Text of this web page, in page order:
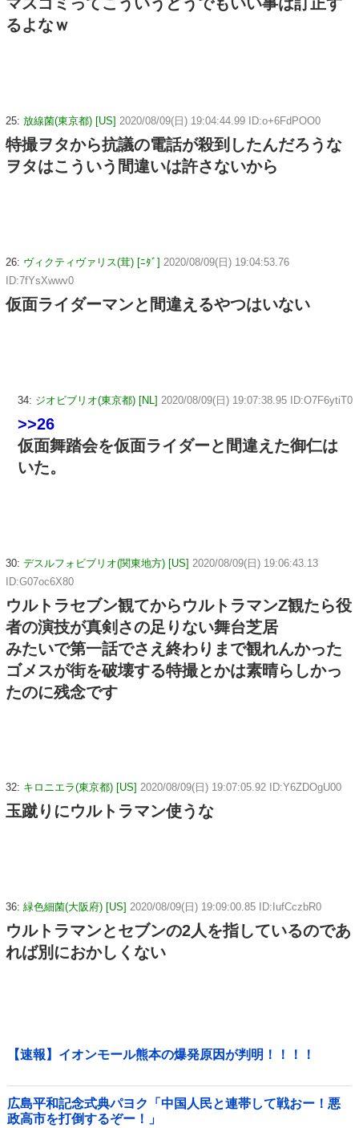
マスゴミってこういうどうでもいい事は訂正す
るよなｗ
25: 放線菌(東京都) [US] 2020/08/09(日) 19:04:44.99 ID:o+6FdPOO0
特撮ヲタから抗議の電話が殺到したんだろうな
ヲタはこういう間違いは許さないから
26: ヴィクティヴァリス(茸) [ﾆﾀﾞ] 2020/08/09(日) 19:04:53.76
ID:7fYsXwwv0
仮面ライダーマンと間違えるやつはいない
34: ジオビブリオ(東京都) [NL] 2020/08/09(日) 19:07:38.95 ID:O7F6ytiT0
>>26
仮面舞踏会を仮面ライダーと間違えた御仁は
いた。
30: デスルフォビブリオ(関東地方) [US] 2020/08/09(日) 19:06:43.13
ID:G07oc6X80
ウルトラセブン観てからウルトラマンZ観たら役
者の演技が真剣さの足りない舞台芝居
みたいで第一話でさえ終わりまで観れんかった
ゴメスが街を破壊する特撮とかは素晴らしかっ
たのに残念です
32: キロニエラ(東京都) [US] 2020/08/09(日) 19:07:05.92 ID:Y6ZDOgU00
玉蹴りにウルトラマン使うな
36: 緑色細菌(大阪府) [US] 2020/08/09(日) 19:09:00.85 ID:IufCczbR0
ウルトラマンとセブンの2人を指しているのであ
れば別におかしくない
【速報】イオンモール熊本の爆発原因が判明！！！！
広島平和記念式典パヨク「中国人民と連帯して戦おー！悪
政高市を打倒するぞー！」